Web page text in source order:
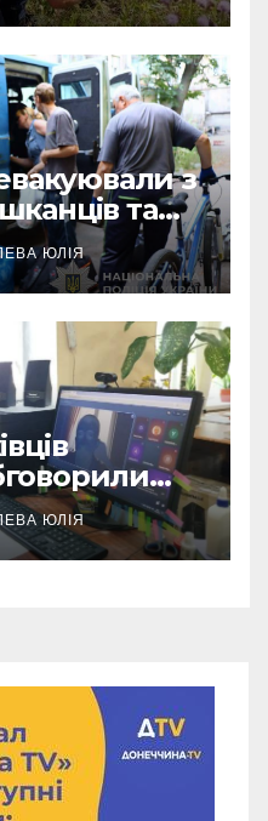
з
та
улюбленців
ЮЛІЯ
час війни
ЮЛІЯ